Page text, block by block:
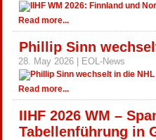
Read more...
Phillip Sinn
28. May 2026 | EOL-News
Read more...
IIHF 2026 WM –
Tabellenführung in